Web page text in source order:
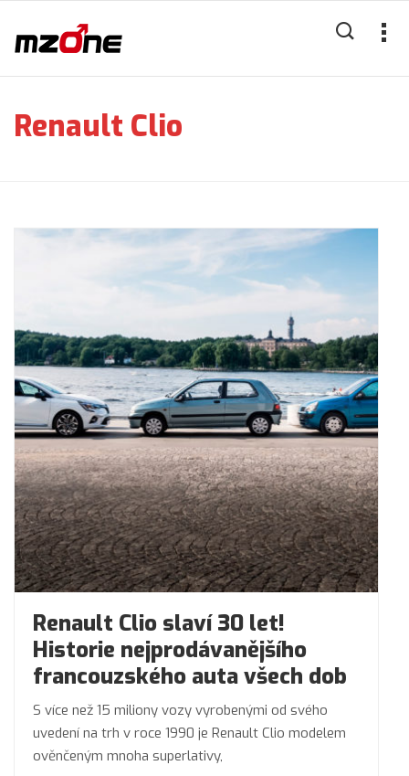
Renault Clio
Renault Clio slaví 30 let!
Historie nejprodávanějšího
francouzského auta všech dob
S více než 15 miliony vozy vyrobenými od svého
uvedení na trh v roce 1990 je Renault Clio modelem
ověnčeným mnoha superlativy,